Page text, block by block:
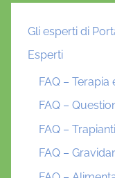
Gli esperti di
Esperti
FAQ – Terapia
FAQ –
FAQ –
FAQ –